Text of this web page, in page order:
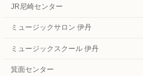
JR尼崎センター
ミュージックサロン 伊丹
ミュージックスクール 伊丹
箕面センター